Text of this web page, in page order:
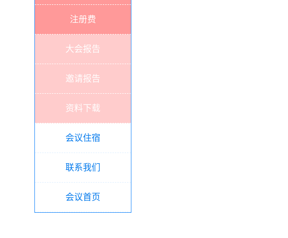
注册费
大会报告
邀请报告
资料下载
会议住宿
联系我们
会议首页